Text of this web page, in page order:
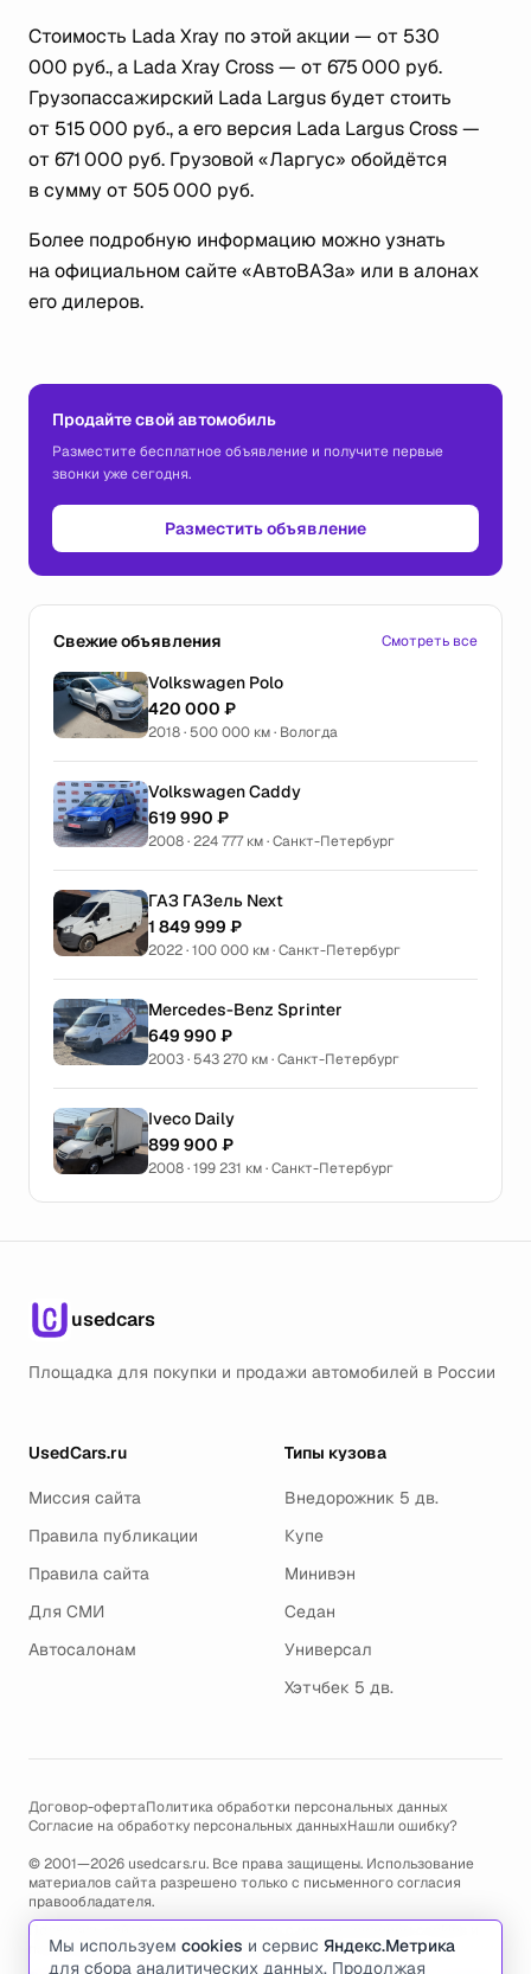
Стоимость Lada Xray по этой акции — от 530
000 руб., а Lada Xray Cross — от 675 000 руб.
Грузопассажирский Lada Largus будет стоить
от 515 000 руб., а его версия Lada Largus Cross —
от 671 000 руб. Грузовой «Ларгус» обойдётся
в сумму от 505 000 руб.
Более подробную информацию можно узнать
на официальном сайте «АвтоВАЗа» или в алонах
его дилеров.
Продайте свой автомобиль
Разместите бесплатное объявление и получите первые
звонки уже сегодня.
Разместить объявление
Свежие объявления Смотреть все
Volkswagen Polo
420 000 ₽
2018 · 500 000 км · Вологда
Volkswagen Caddy
619 990 ₽
2008 · 224 777 км · Санкт-Петербург
ГАЗ ГАЗель Next
1 849 999 ₽
2022 · 100 000 км · Санкт-Петербург
Mercedes-Benz Sprinter
649 990 ₽
2003 · 543 270 км · Санкт-Петербург
Iveco Daily
899 900 ₽
2008 · 199 231 км · Санкт-Петербург
usedcars
Площадка для покупки и продажи автомобилей в России
UsedCars.ru
Миссия сайта
Правила публикации
Правила сайта
Для СМИ
Автосалонам
Типы кузова
Внедорожник 5 дв.
Купе
Минивэн
Седан
Универсал
Хэтчбек 5 дв.
Договор-офертаПолитика обработки персональных данных
Согласие на обработку персональных данныхНашли ошибку?
© 2001—2026 usedcars.ru. Все права защищены. Использование
материалов сайта разрешено только с письменного согласия
правообладателя.
Пользуясь сайтом, вы соглашаетесь с использованием cookies и
политикой обработки персональных данных.
Мы используем cookies и сервис Яндекс.Метрика
для сбора аналитических данных. Продолжая